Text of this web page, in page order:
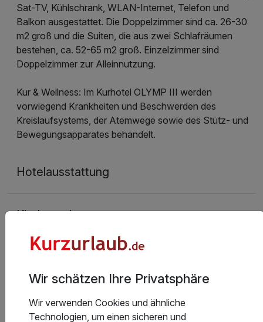
Sat-TV, Kühlschrank, WLAN-Internet, Telefon und
Balkon ausgestattet. Die Doppelzimmer sind ca. 26-30
m2 groß und die Suiten, die aus zwei Schlafräumen
bestehen, ca. 52-65 m2 groß. Einzelzimmer sind
Doppelzimmer zur Alleinnutzung.
Kur & Wellness: Im Kurhotel OLYMP III werden
vorwiegend Krankheiten und Beschwerden des
Kreislaufsystems, der Atemwege sowie des Stütz- und
Bewegungsapparates behandelt.
Hotelausstattung
Kinderpreise
Allgemeine Geschäftsbedingungen
Wir schätzen Ihre Privatsphäre
Wir verwenden Cookies und ähnliche
Technologien, um einen sicheren und